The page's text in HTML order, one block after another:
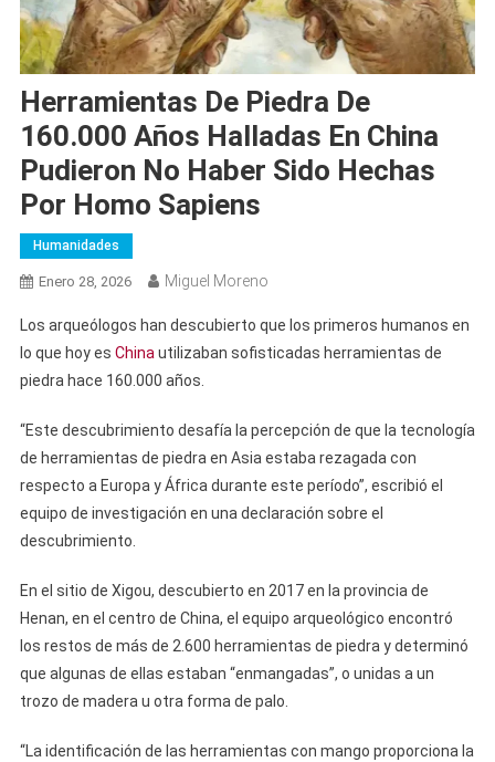
Herramientas De Piedra De
160.000 Años Halladas En China
Pudieron No Haber Sido Hechas
Por Homo Sapiens
Humanidades
Enero 28, 2026 Miguel Moreno
Los arqueólogos han descubierto que los primeros humanos en
lo que hoy es Chinautilizaban sofisticadas herramientas de
piedra hace 160.000 años.
“Este descubrimiento desafía la percepción de que la tecnología
de herramientas de piedra en Asia estaba rezagada con
respecto a Europa y África durante este período”, escribió el
equipo de investigación en una declaración sobre el
descubrimiento.
En el sitio de Xigou, descubierto en 2017 en la provincia de
Henan, en el centro de China, el equipo arqueológico encontró
los restos de más de 2.600 herramientas de piedra y determinó
que algunas de ellas estaban “enmangadas”, o unidas a un
trozo de madera u otra forma de palo.
“La identificación de las herramientas con mango proporciona la